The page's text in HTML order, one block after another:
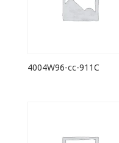
4004W96-cc-911C